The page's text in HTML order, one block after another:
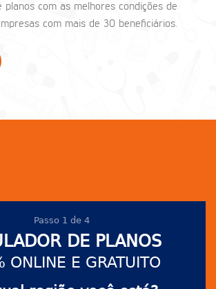
planos com as melhores condições de
com mais de 30 beneficiários.